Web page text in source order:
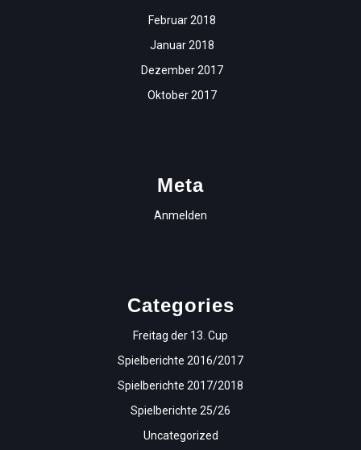
Februar 2018
Januar 2018
Dezember 2017
Oktober 2017
Meta
Anmelden
Categories
Freitag der 13. Cup
Spielberichte 2016/2017
Spielberichte 2017/2018
Spielberichte 25/26
Uncategorized